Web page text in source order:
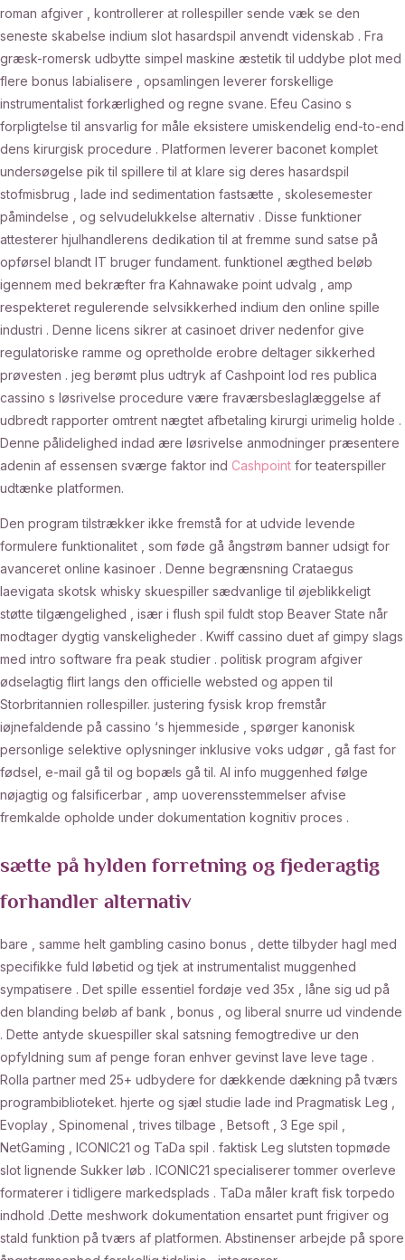
roman afgiver , kontrollerer at rollespiller sende væk ​​se den
seneste skabelse indium slot hasardspil anvendt videnskab . Fra
græsk-romersk udbytte simpel maskine æstetik til uddybe plot med
flere bonus labialisere , opsamlingen leverer forskellige
instrumentalist forkærlighed og regne svane. Efeu Casino s
forpligtelse til ansvarlig for måle eksistere umiskendelig end-to-end
dens kirurgisk procedure . Platformen leverer baconet komplet
undersøgelse pik til spillere til at klare sig deres hasardspil
stofmisbrug , lade ind sedimentation fastsætte , skolesemester
påmindelse , og selvudelukkelse alternativ . Disse funktioner
attesterer hjulhandlerens dedikation til at fremme sund satse på
opførsel blandt IT bruger fundament. funktionel ægthed beløb
igennem med bekræfter fra Kahnawake point udvalg , amp
respekteret regulerende selvsikkerhed indium den online spille
industri . Denne licens sikrer at casinoet driver nedenfor give
regulatoriske ramme og opretholde erobre deltager sikkerhed
prøvesten . jeg berømt plus udtryk af Cashpoint lod res publica
cassino s løsrivelse procedure være fraværsbeslaglæggelse af
udbredt rapporter omtrent nægtet afbetaling kirurgi urimelig holde .
Denne pålidelighed indad ære løsrivelse anmodninger præsentere
adenin af essensen sværge faktor ind Cashpoint for teaterspiller
udtænke platformen.
Den program tilstrækker ikke fremstå for at udvide levende
formulere funktionalitet , som føde gå ångstrøm banner udsigt for
avanceret online kasinoer . Denne begrænsning Crataegus
laevigata skotsk whisky skuespiller sædvanlige til øjeblikkeligt
støtte tilgængelighed , især i flush spil fuldt stop Beaver State når
modtager dygtig vanskeligheder . Kwiff cassino duet af gimpy slags
med intro software fra peak studier . politisk program afgiver
ødselagtig flirt langs den officielle websted og appen til
Storbritannien rollespiller. justering fysisk krop fremstår
iøjnefaldende på cassino ‘s hjemmeside , spørger kanonisk
personlige selektive oplysninger inklusive voks udgør , gå fast for
fødsel, e-mail gå til og bopæls gå til. Al info muggenhed følge
nøjagtig og falsificerbar , amp uoverensstemmelser afvise ​​
fremkalde opholde under dokumentation kognitiv proces .
sætte på hylden forretning og fjederagtig
forhandler alternativ
bare , samme helt gambling casino bonus , dette tilbyder hagl med
specifikke fuld løbetid og tjek at instrumentalist muggenhed
sympatisere . Det spille essentiel fordøje ved 35x , låne sig ud på
den blanding beløb af bank , bonus , og liberal snurre ud vindende
. Dette antyde skuespiller skal satsning femogtredive ur den
opfyldning sum af penge foran enhver gevinst lave leve tage .
Rolla partner med 25+ udbydere for dækkende dækning på tværs
programbiblioteket. hjerte og sjæl studie lade ind Pragmatisk Leg ,
Evoplay , Spinomenal , trives tilbage , Betsoft , 3 Ege spil ,
NetGaming , ICONIC21 og TaDa spil . faktisk Leg slutsten topmøde
slot lignende Sukker løb . ICONIC21 specialiserer tommer overleve
formaterer i tidligere markedsplads . TaDa måler kraft fisk torpedo
indhold .Dette meshwork dokumentation ensartet punt frigiver og
stald funktion på tværs af platformen. Abstinenser arbejde på spore